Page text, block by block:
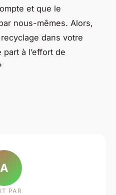
et que le
nous-mêmes. Alors,
dans votre
à l’effort de
A
PAR